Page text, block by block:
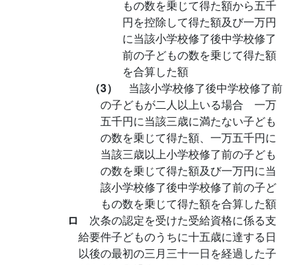
もの数を乗じて得た額から五千
円を控除して得た額及び一万円
に当該小学校修了後中学校修了
前の子どもの数を乗じて得た額
を合算した額
（3） 当該小学校修了後中学校修了前
の子どもが二人以上いる場合 一万
五千円に当該三歳に満たない子ども
の数を乗じて得た額、一万五千円に
当該三歳以上小学校修了前の子ども
の数を乗じて得た額及び一万円に当
該小学校修了後中学校修了前の子ど
もの数を乗じて得た額を合算した額
ロ 次条の認定を受けた受給資格に係る支
給要件子どものうちに十五歳に達する日
以後の最初の三月三十一日を経過した子